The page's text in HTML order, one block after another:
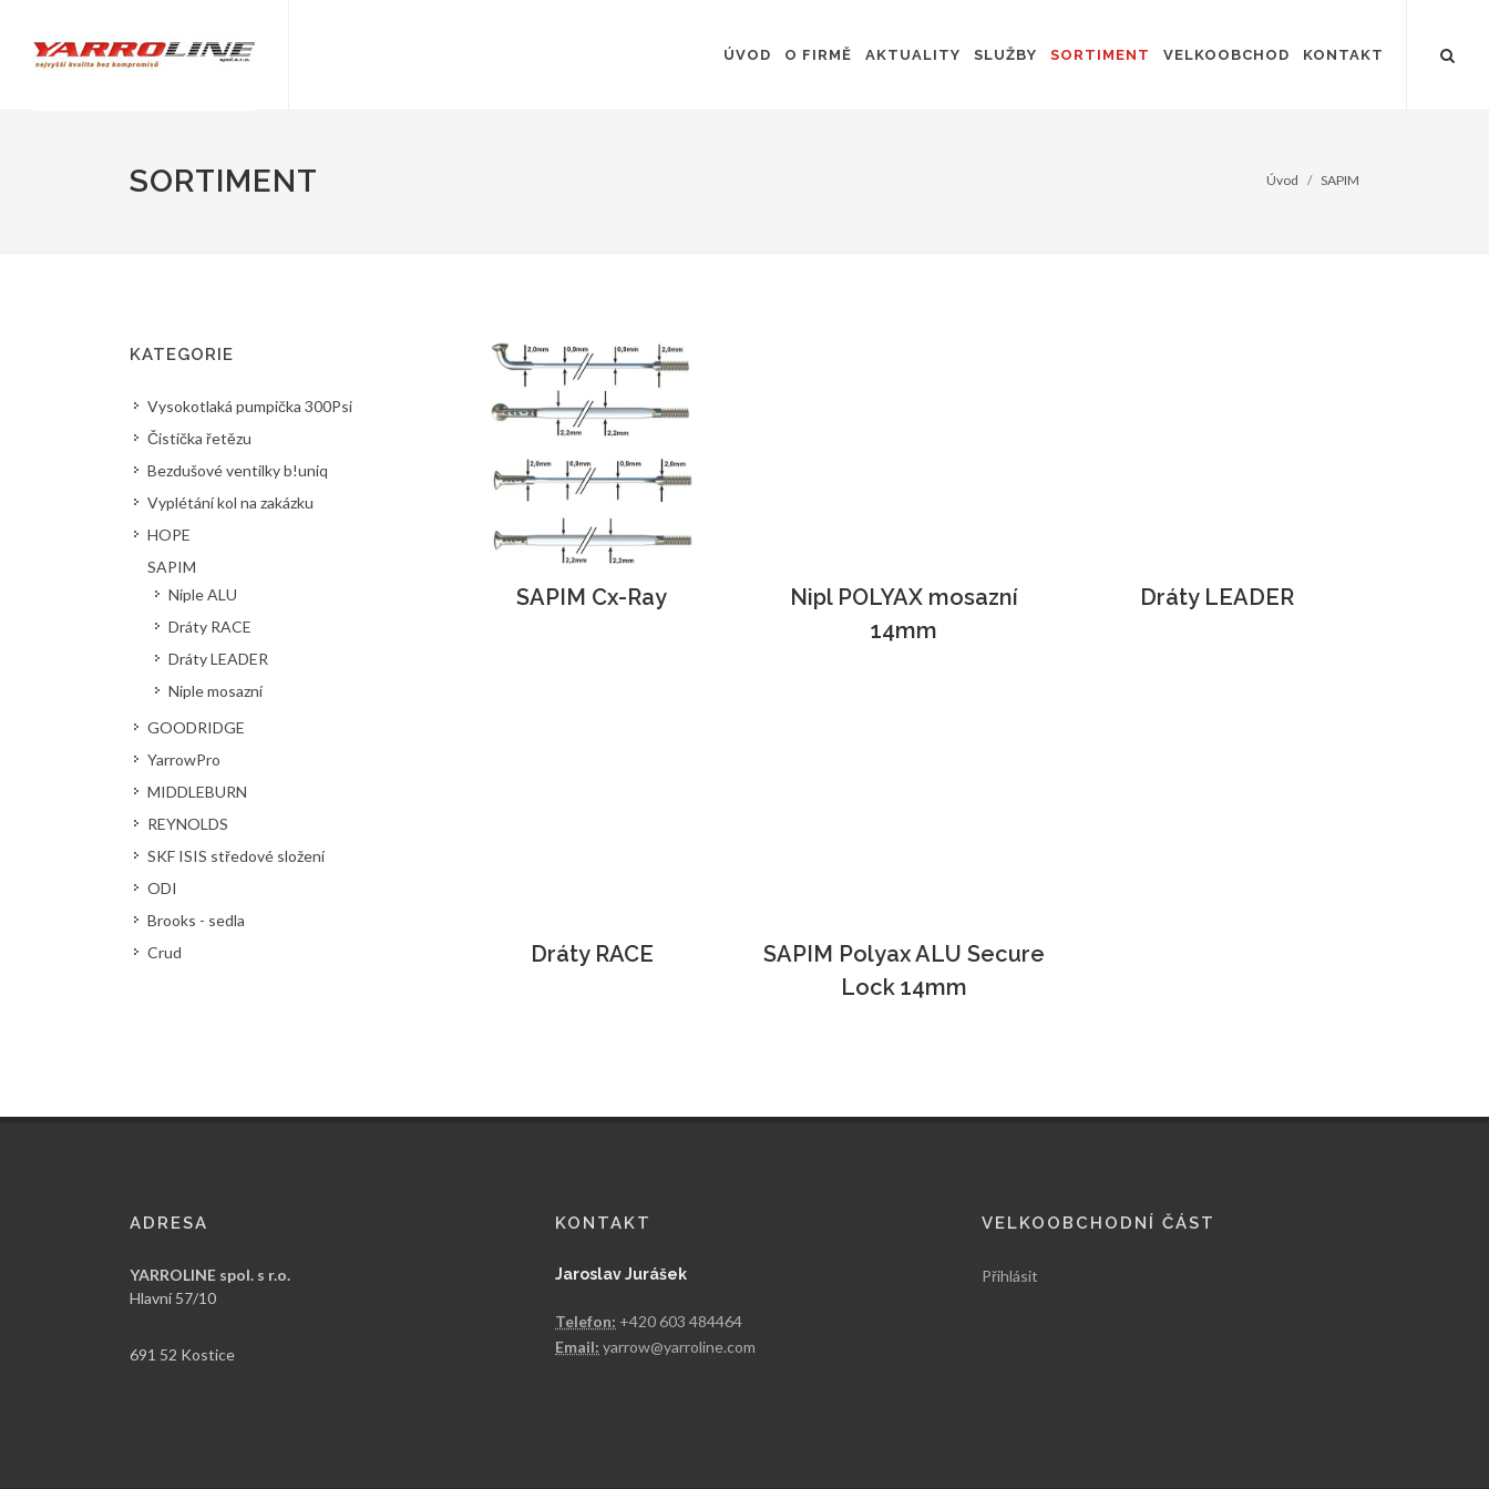
ÚVOD O FIRMĚ AKTUALITY SLUŽBY SORTIMENT VELKOOBCHOD KONTAKT
SORTIMENT Úvod SAPIM
SAPIM Cx-Ray
Nipl POLYAX mosazní
14mm
Dráty LEADER
Dráty RACE
SAPIM Polyax ALU Secure
Lock 14mm
KATEGORIE
Vysokotlaká pumpička 300Psi
Čistička řetězu
Bezdušové ventilky b!uniq
Vyplétání kol na zakázku
HOPE
SAPIM
Niple ALU
Dráty RACE
Dráty LEADER
Niple mosazní
GOODRIDGE
YarrowPro
MIDDLEBURN
REYNOLDS
SKF ISIS středové složení
ODI
Brooks - sedla
Crud
ADRESA
YARROLINE spol. s r.o.
Hlavní 57/10
691 52 Kostice
KONTAKT
Jaroslav Jurášek
Telefon: +420 603 484464
Email: yarrow@yarroline.com
VELKOOBCHODNÍ ČÁST
Přihlásit